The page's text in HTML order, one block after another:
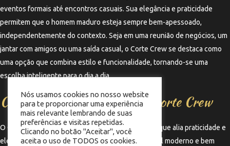
eventos formais até encontros casuais. Sua elegância e praticidade
permitem que o homem maduro esteja sempre bem-apessoado,
independentemente do contexto. Seja em uma reunião de negócios, um
jantar com amigos ou uma saída casual, o Corte Crew se destaca como
uma opção que combina estilo e funcionalidade, tornando-se uma
escolha inteligente para o dia a dia.
Considerações Finais sobre o Corte Crew
O Corte Crew para homens maduros é uma opção que alia praticidade e
elegância, ideal para aqueles que buscam um visual moderno e bem
Nós usamos cookies no nosso website
para te proporcionar uma experiência
mais relevante lembrando de suas
preferências e visitas repetidas.
Clicando no botão "Aceitar", você
aceita o uso de TODOS os cookies.